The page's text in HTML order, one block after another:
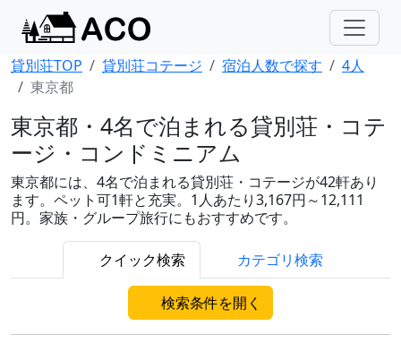
貸別荘TOP 貸別荘コテージ 宿泊人数で探す
4人
東京都
東京都・4名で泊まれる貸別荘・コテ
ージ・コンドミニアム
東京都には、4名で泊まれる貸別荘・コテージが42軒あり
ます。ペット可1軒と充実。1人あたり3,167円～12,111
円。家族・グループ旅行にもおすすめです。
クイック検索 カテゴリ検索
検索条件を開く